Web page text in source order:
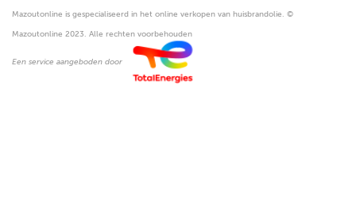
Een service aangeboden door
Mazoutonline is gespecialiseerd in het online verkopen van huisbrandolie. ©
Mazoutonline 2023. Alle rechten voorbehouden